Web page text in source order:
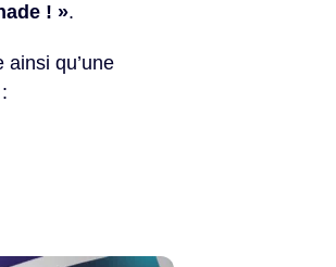
! ».
qu’une